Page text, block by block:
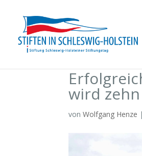
wird
vonWolfgang Henze |